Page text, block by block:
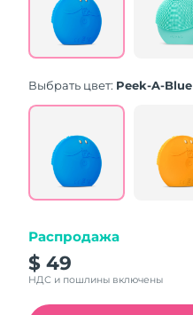
Same
page
link.
Выбрать цвет: Peek-A-Blue
Распродажа
$ 49
НДС и пошлины включены